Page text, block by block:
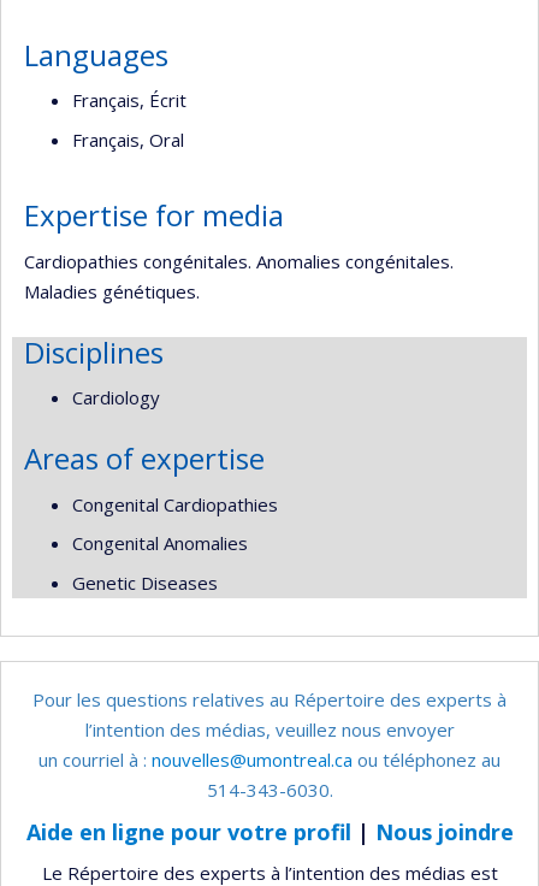
Languages
Français, Écrit
Français, Oral
Expertise for media
Cardiopathies congénitales. Anomalies congénitales.
Maladies génétiques.
Disciplines
Cardiology
Areas of expertise
Congenital Cardiopathies
Congenital Anomalies
Genetic Diseases
Pour les questions relatives au Répertoire des experts à
l’intention des médias, veuillez nous envoyer
un courriel à : nouvelles@umontreal.ca ou téléphonez au
514-343-6030.
Aide en ligne pour votre profil | Nous joindre
Le Répertoire des experts à l’intention des médias est